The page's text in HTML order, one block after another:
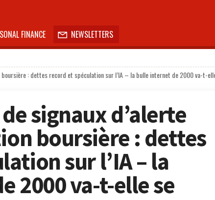
FINANCE  NEWSLETTERS
boursière : dettes record et spéculation sur l’IA – la bulle internet de 2000 va-t-
signaux d’alerte
boursière : dettes
sur l’IA – la
2000 va-t-elle se